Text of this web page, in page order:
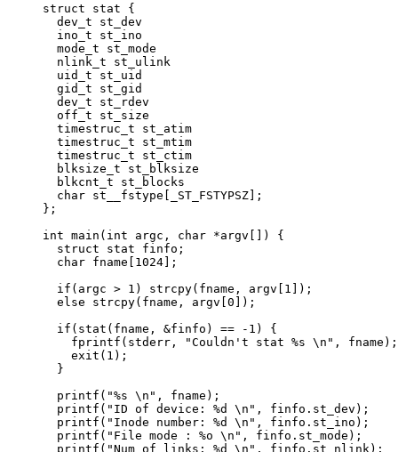
struct stat {
dev_t st_dev
ino_t st_ino
mode_t st_mode
nlink_t st_ulink
uid_t st_uid
gid_t st_gid
dev_t st_rdev
off_t st_size
timestruc_t st_atim
timestruc_t st_mtim
timestruc_t st_ctim
blksize_t st_blksize
blkcnt_t st_blocks
char st__fstype [_ST_FSTYPSZ];
};
int main ( int argc , char *argv [] ) {
struct stat finfo;
char fname [ 1024];
if (argc > 1 ) strcpy(fname, argv [ 1 ]) ;
else
strcpy(fname, argv [0 ]) ;
if ( stat(fname, &finfo) == - 1 ) {
fprintf(stderr,
"Couldn't stat %s \n " , fname) ;
exit( 1 ) ;
}
printf( "%s \n " , fname) ;
printf( " ID of device: %d \n " , finfo . st_dev ) ;
printf( " Inode number: %d \n " , finfo . st_ino ) ;
printf( " File mode : %o \n " , finfo . st_mode ) ;
printf( "Num of links: %d \n " , finfo . st_nlink ) ;